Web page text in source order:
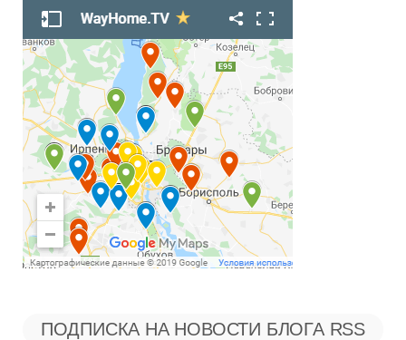
ПОДПИСКА НА НОВОСТИ БЛОГА RSS